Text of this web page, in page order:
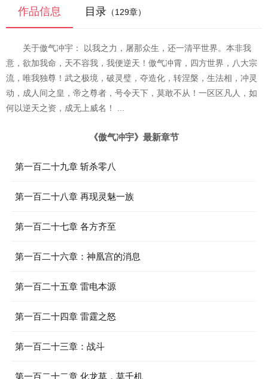
作品信息 目录 （129章）
关于傲气冲宇： 以我之力，屠那众生，还一清平世界。本非我
意，欲加我命，天不容我，我便逆天！傲气冲霄，四方世界，八大宗
流，唯我独尊！武之极境，破灵璧，夺造化，转涅槃，生法相，冲灵
动，成人间之皇，帝之尊者，号令天下，莫敢不从！一区区凡人，如
何以逆天之资，成无上威名！ ...
《傲气冲宇》最新章节
第一百二十九章 斩杀零八
第一百二十八章 再现灵魅一族
第一百二十七章 各方齐至
第一百二十六章：神凰宫的消息
第一百二十五章 雷电本源
第一百二十四章 雷霆之怒
第一百二十三章：战斗
第一百二十二章 化龙草，莫千机